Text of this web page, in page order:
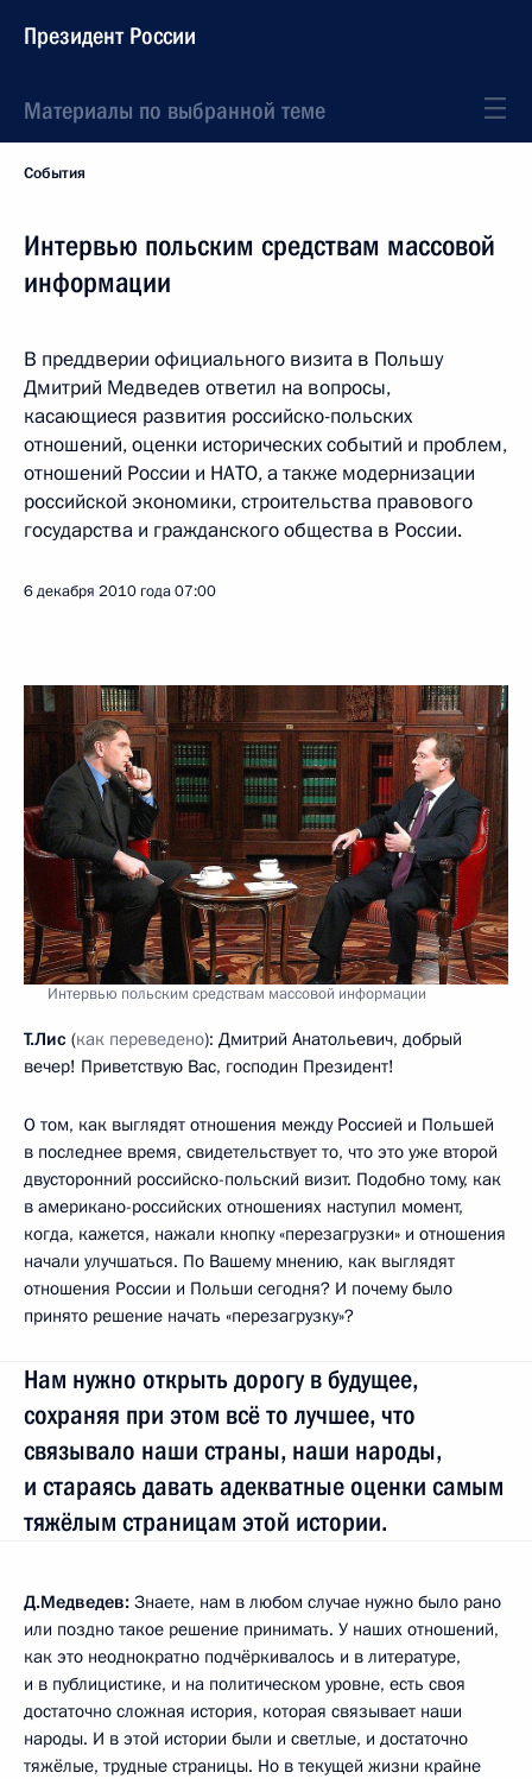
Президент России
Материалы по выбранной теме
События
Интервью польским средствам массовой
информации
В преддверии официального визита в Польшу
Дмитрий Медведев ответил на вопросы,
касающиеся развития российско-польских
отношений, оценки исторических событий и проблем,
отношений России и НАТО, а также модернизации
российской экономики, строительства правового
государства и гражданского общества в России.
6 декабря 2010 года07:00
Интервью польским средствам массовой информации
Т.Лис (как переведено): Дмитрий Анатольевич, добрый
вечер! Приветствую Вас, господин Президент!
О том, как выглядят отношения между Россией и Польшей
в последнее время, свидетельствует то, что это уже второй
двусторонний российско-польский визит. Подобно тому, как
в американо-российских отношениях наступил момент,
когда, кажется, нажали кнопку «перезагрузки» и отношения
начали улучшаться. По Вашему мнению, как выглядят
отношения России и Польши сегодня? И почему было
принято решение начать «перезагрузку»?
Нам нужно открыть дорогу в будущее,
сохраняя при этом всё то лучшее, что
связывало наши страны, наши народы,
и стараясь давать адекватные оценки самым
тяжёлым страницам этой истории.
Д.Медведев: Знаете, нам в любом случае нужно было рано
или поздно такое решение принимать. У наших отношений,
как это неоднократно подчёркивалось и в литературе,
и в публицистике, и на политическом уровне, есть своя
достаточно сложная история, которая связывает наши
народы. И в этой истории были и светлые, и достаточно
тяжёлые, трудные страницы. Но в текущей жизни крайне